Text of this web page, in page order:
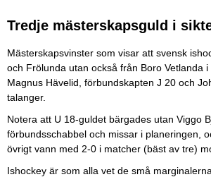
Tredje mästerskapsguld i
Mästerskapsvinster som visar att svensk
och Frölunda utan också från Boro
Magnus Hävelid, förbundskapten J 20 och
talanger.
Notera att U 18-guldet bärgades utan Viggo
förbundsschabbel och missar i planeringen,
övrigt vann med 2-0 i matcher (bäst av tre)
Ishockey är som alla vet de små